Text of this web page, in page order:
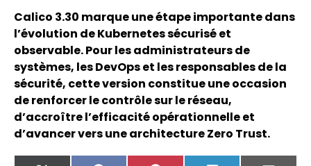
Calico 3.30 marque une étape importante dans
l’évolution de Kubernetes sécurisé et
observable. Pour les administrateurs de
systèmes, les DevOps et les responsables de la
sécurité, cette version constitue une occasion
de renforcer le contrôle sur le réseau,
d’accroître l’efficacité opérationnelle et
d’avancer vers une architecture Zero Trust.